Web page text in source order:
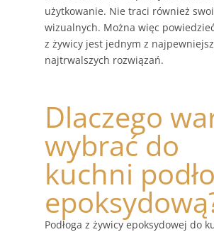
użytkowanie. Nie traci również
wizualnych. Można więc
z żywicy jest jednym z
najtrwalszych rozwiązań.
Dlaczego
wybrać do
kuchni
Podłoga z żywicy epoksydowej do